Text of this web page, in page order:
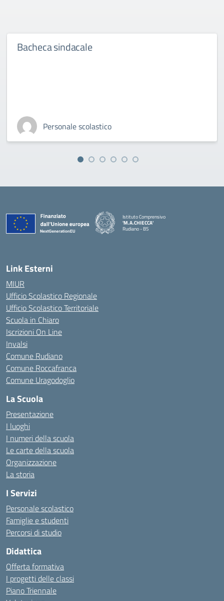
Bacheca sindacale
Personale scolastico
Istituto Comprensivo
'M.A.CHIECCA'
Rudiano - BS
Link Esterni
MIUR
Ufficio Scolastico Regionale
Ufficio Scolastico Territoriale
Scuola in Chiaro
Iscrizioni On Line
Invalsi
Comune Rudiano
Comune Roccafranca
Comune Uragodoglio
La Scuola
Presentazione
I luoghi
I numeri della scuola
Le carte della scuola
Organizzazione
La storia
I Servizi
Personale scolastico
Famiglie e studenti
Percorsi di studio
Didattica
Offerta formativa
I progetti delle classi
Piano Triennale